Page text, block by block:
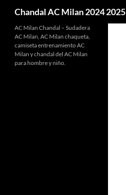
Chandal AC Milan 2024 2025
AC Milan Chandal – Sudadera
AC Milan, AC Milan chaqueta,
camiseta entrenamiento AC
Milan y chandal del AC Milan
para hombre y niño.